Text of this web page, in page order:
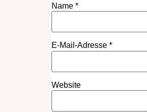
Name *
E-Mail-Adresse *
Website